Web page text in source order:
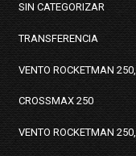
SIN CATEGORIZAR
TRANSFERENCIA
VENTO ROCKETMAN 250,
CROSSMAX 250
VENTO ROCKETMAN 250,